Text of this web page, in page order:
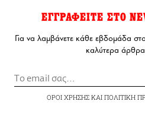
ΕΓΓΡΑΦΕΙΤΕ ΣΤΟ
Για να λαμβάνετε κάθε εβδομάδα
καλύτερα
ΟΡΟΙ ΧΡΗΣΗΣΚΑΙ ΠΟΛΙΤΙΚΗ